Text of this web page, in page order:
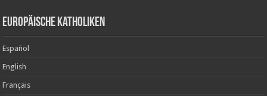
Europäische Katholiken
Español
English
Français